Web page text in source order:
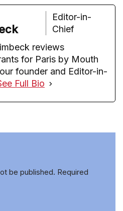
Editor-in-
Chief
reviews
for Paris by Mouth
founder and Editor-in-
Full Bio
be published. Required